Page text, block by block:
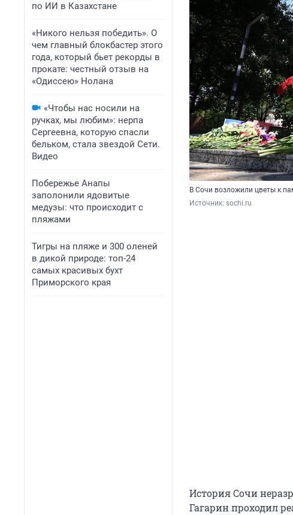
по ИИ в Казахстане
«Никого нельзя победить». О
чем главный блокбастер этого
года, который бьет рекорды в
прокате: честный отзыв на
«Одиссею» Нолана
«Чтобы нас носили на
ручках, мы любим»: нерпа
Сергеевна, которую спасли
бельком, стала звездой Сети.
Видео
Побережье Анапы
заполонили ядовитые
медузы: что происходит с
пляжами
Тигры на пляже и 300 оленей
в дикой природе: топ-24
самых красивых бухт
Приморского края
В Сочи возложили цветы к
Источник: sochi.ru
История Сочи
Гагарин проходил